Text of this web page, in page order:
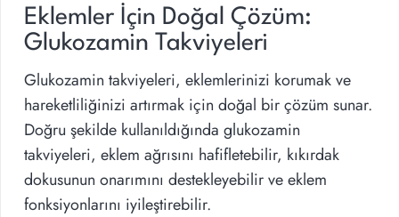
Eklemler İçin Doğal Çözüm:
Glukozamin Takviyeleri
Glukozamin takviyeleri, eklemlerinizi korumak ve
hareketliliğinizi artırmak için doğal bir çözüm sunar.
Doğru şekilde kullanıldığında glukozamin
takviyeleri, eklem ağrısını hafifletebilir, kıkırdak
dokusunun onarımını destekleyebilir ve eklem
fonksiyonlarını iyileştirebilir.